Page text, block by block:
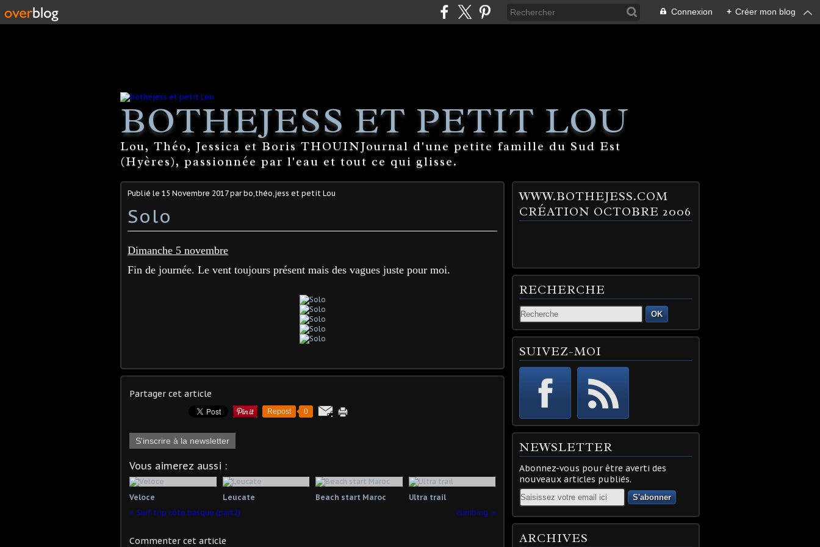
Connexion + Créer mon blog
BOTHEJESS ET PETIT LOU
Lou, Théo, Jessica et Boris THOUINJournal d'une petite famille du Sud Est
(Hyères), passionnée par l'eau et tout ce qui glisse.
Publié le 15 Novembre 2017par bo,théo,jess et petit Lou
Solo
Dimanche 5 novembre
Fin de journée. Le vent toujours présent mais des vagues juste pour moi.
Partager cet article
Repost 0
S'inscrire à la newsletter
Vous aimerez aussi :
Veloce Leucate Beach start Maroc
Ultra trail
Surf trip côte basque (part2)
climbing
Commenter cet article
WWW.BOTHEJESS.COM
CRÉATION OCTOBRE 2006
RECHERCHE
OK
SUIVEZ-MOI
NEWSLETTER
Abonnez-vous pour être averti des
nouveaux articles publiés.
Email
ARCHIVES